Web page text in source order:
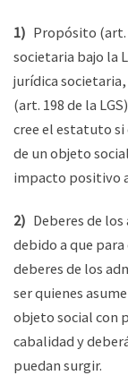
1) Propósito (art.
societaria bajo la
jurídica
(art. 198 de la
cree el estatuto
de un objeto
impacto positivo
2) Deberes de
debido a que
deberes de los
ser quienes
objeto social con
cabalidad y
puedan surgir.